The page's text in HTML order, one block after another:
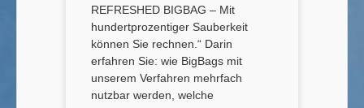
REFRESHED BIGBAG – Mit
hundertprozentiger Sauberkeit
können Sie rechnen.“ Darin
erfahren Sie: wie BigBags mit
unserem Verfahren mehrfach
nutzbar werden, welche